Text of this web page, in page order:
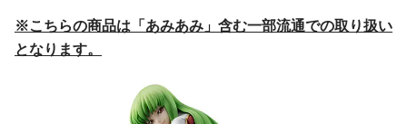
※こちらの商品は「あみあみ」含む一部流通での取り扱い
となります。